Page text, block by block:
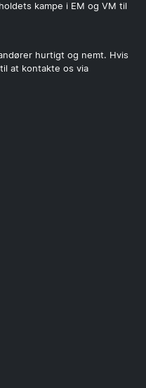
kampe i EM og VM til
hurtigt og nemt. Hvis
at kontakte os via